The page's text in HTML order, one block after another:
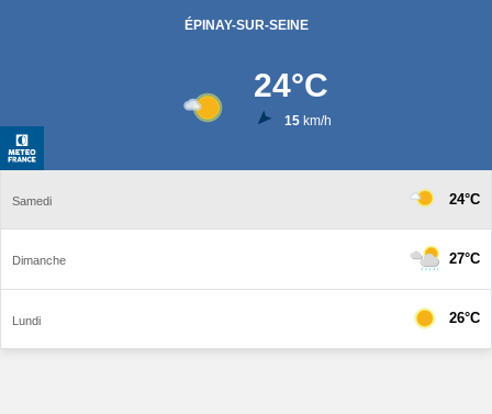
ÉPINAY-SUR-SEINE
24°C
15km/h
Samedi 24°C
Dimanche 27°C
Lundi 26°C